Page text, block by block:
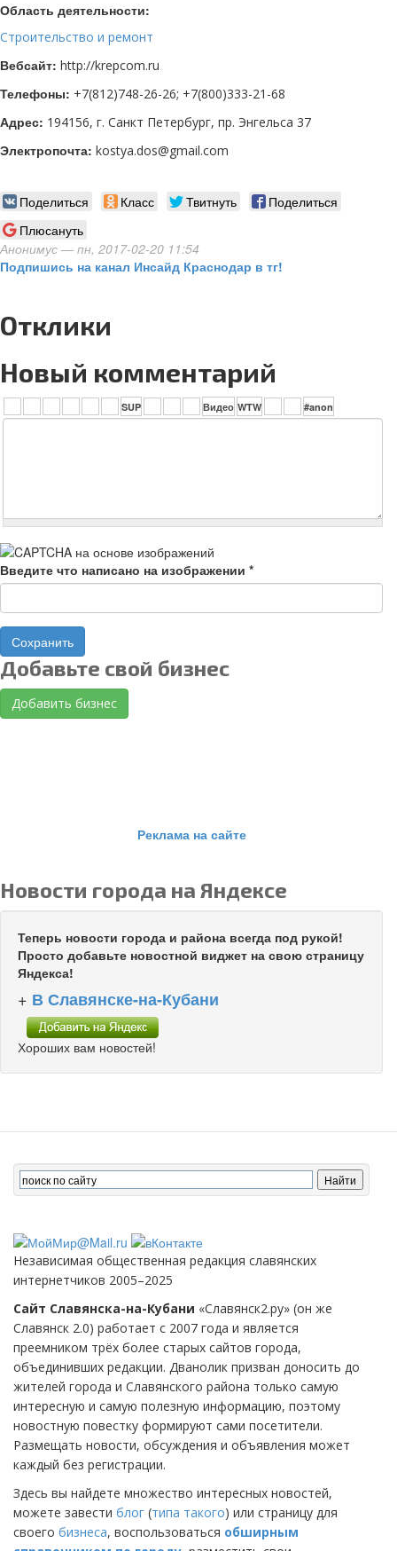
Область деятельности:
Строительство и ремонт
Вебсайт: http://krepcom.ru
Телефоны: +7(812)748-26-26; +7(800)333-21-68
Адрес: 194156, г. Санкт Петербург, пр. Энгельса 37
Электропочта: kostya.dos@gmail.com
Поделиться Класс Твитнуть
Поделиться
Плюсануть
Анонимус — пн, 2017-02-20 11:54
Подпишись на канал Инсайд Краснодар в тг!
Отклики
Новый комментарий
Введите что написано на изображении *
Сохранить
Добавьте свой бизнес
Добавить бизнес
Реклама на сайте
Новости города на Яндексе
Теперь новости города и района всегда под рукой!
Просто добавьте новостной виджет на свою страницу
Яндекса!
+ В Славянске-на-Кубани
Хороших вам новостей!
Независимая общественная редакция славянских
интернетчиков 2005–2025
Сайт Славянска-на-Кубани «Славянск2.ру» (он же
Славянск 2.0) работает с 2007 года и является
преемником трёх более старых сайтов города,
объединивших редакции. Дванолик призван доносить до
жителей города и Славянского района только самую
интересную и самую полезную информацию, поэтому
новостную повестку формируют сами посетители.
Размещать новости, обсуждения и объявления может
каждый без регистрации.
Здесь вы найдете множество интересных новостей,
можете завести блог (типа такого) или страницу для
своего бизнеса, воспользоваться обширным